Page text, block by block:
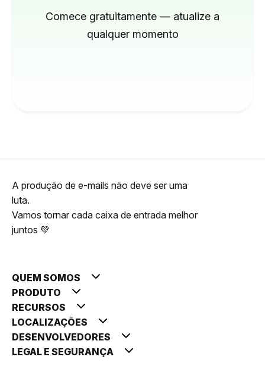
Comece gratuitamente — atualize a
qualquer momento
A produção de e-mails não deve ser uma
luta.
Vamos tornar cada caixa de entrada melhor
juntos 💚
QUEM SOMOS
PRODUTO
RECURSOS
LOCALIZAÇÕES
DESENVOLVEDORES
LEGAL E SEGURANÇA